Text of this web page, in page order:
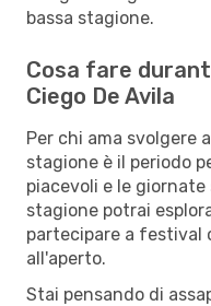
bassa stagione.
Cosa fare
Ciego De Avila
Per chi ama svolgere
stagione è il periodo
piacevoli e le
stagione potrai
partecipare a festival
all'aperto.
Stai pensando di